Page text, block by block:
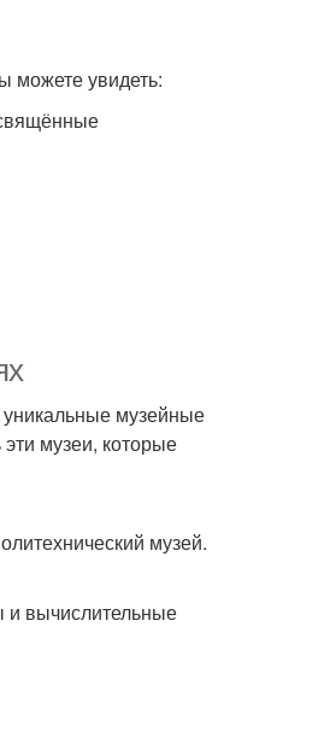
можете увидеть:
уникальные музейные
музеи, которые
музей.
вычислительные